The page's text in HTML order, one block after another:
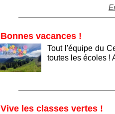
Bonnes vacances !
Tout l'équipe du
toutes les écoles !
Vive les classes vertes !